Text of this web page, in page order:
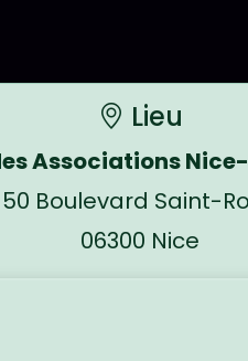
Lieu
Associations
50 Boulevard Saint-
06300 Nice